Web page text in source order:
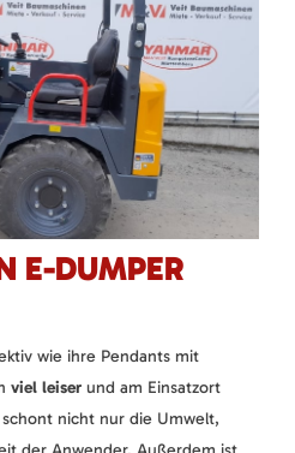
E-DUMPER
wie ihre Pendants mit
viel leiser und am Einsatzort
schont nicht nur die Umwelt,